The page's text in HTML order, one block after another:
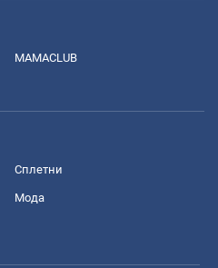
MAMACLUB
Сплетни
Мода